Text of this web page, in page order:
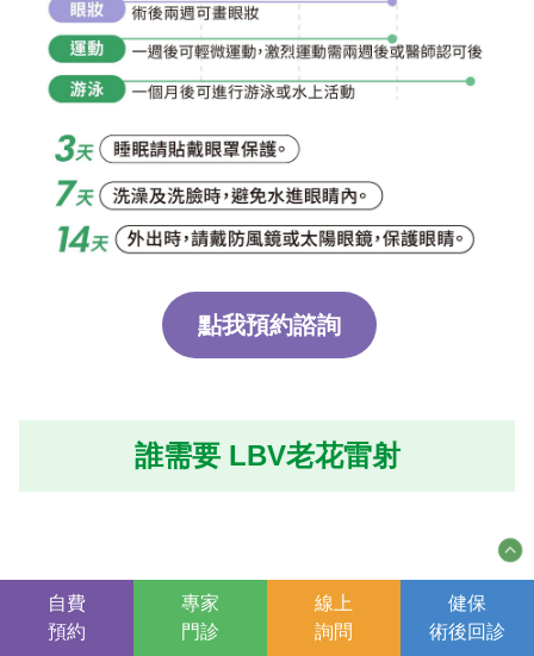
點我預約諮詢
誰需要 LBV老花雷射
想要好好享受生活
自費
預約
專家
門診
線上
詢問
健保
術後回診